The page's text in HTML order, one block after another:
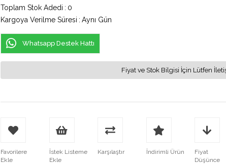
Toplam Stok Adedi : 0
Kargoya Verilme Süresi : Aynı Gün
Whatsapp Destek Hattı
Fiyat ve Stok Bilgisi İçin Lütfen
Favorilere
Ekle
İstek Listeme
Ekle
Karşılaştır İndirimli Ürün
Fiyat
Düşünce